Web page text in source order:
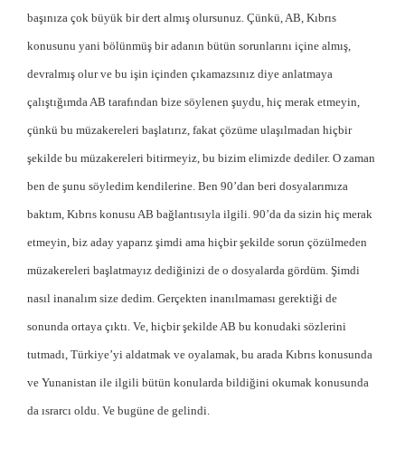
başınıza çok büyük bir dert almış olursunuz. Çünkü, AB, Kıbrıs
konusunu yani bölünmüş bir adanın bütün sorunlarını içine almış,
devralmış olur ve bu işin içinden çıkamazsınız diye anlatmaya
çalıştığımda AB tarafından bize söylenen şuydu, hiç merak etmeyin,
çünkü bu müzakereleri başlatırız, fakat çözüme ulaşılmadan hiçbir
şekilde bu müzakereleri bitirmeyiz, bu bizim elimizde dediler. O zaman
ben de şunu söyledim kendilerine. Ben 90’dan beri dosyalarımıza
baktım, Kıbrıs konusu AB bağlantısıyla ilgili. 90’da da sizin hiç merak
etmeyin, biz aday yaparız şimdi ama hiçbir şekilde sorun çözülmeden
müzakereleri başlatmayız dediğinizi de o dosyalarda gördüm. Şimdi
nasıl inanalım size dedim. Gerçekten inanılmaması gerektiği de
sonunda ortaya çıktı. Ve, hiçbir şekilde AB bu konudaki sözlerini
tutmadı, Türkiye’yi aldatmak ve oyalamak, bu arada Kıbrıs konusunda
ve Yunanistan ile ilgili bütün konularda bildiğini okumak konusunda
da ısrarcı oldu. Ve bugüne de gelindi.